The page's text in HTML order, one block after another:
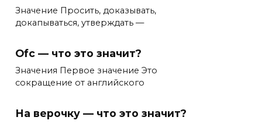
Значение Просить, доказывать,
докапываться, утверждать —
Ofc — что это значит?
Значения Первое значение Это
сокращение от английского
На верочку — что это значит?